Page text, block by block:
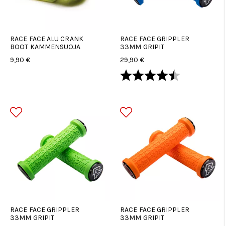
RACE FACE ALU CRANK
BOOT KAMMENSUOJA
9,90 €
RACE FACE GRIPPLER
33MM GRIPIT
29,90 €
Arvio:
RACE FACE GRIPPLER
33MM GRIPIT
RACE FACE GRIPPLER
33MM GRIPIT